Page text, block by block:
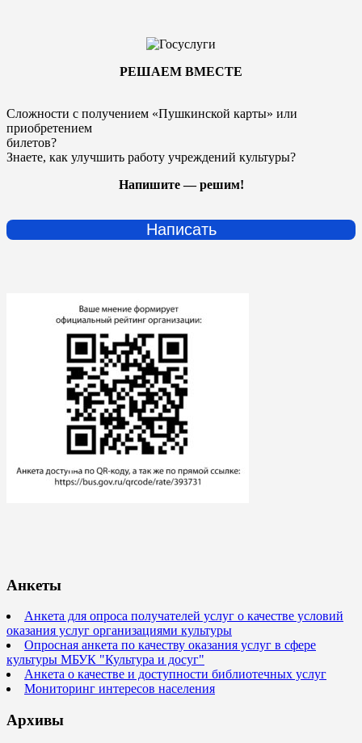
РЕШАЕМ ВМЕСТЕ
Сложности с получением «Пушкинской карты» или
приобретением
билетов?
Знаете, как улучшить работу учреждений культуры?
Напишите — решим!
Написать
Анкеты
Анкета для опроса получателей услуг о качестве условий
оказания услуг организациями культуры
Опросная анкета по качеству оказания услуг в сфере
культуры МБУК "Культура и досуг"
Анкета о качестве и доступности библиотечных услуг
Мониторинг интересов населения
Архивы